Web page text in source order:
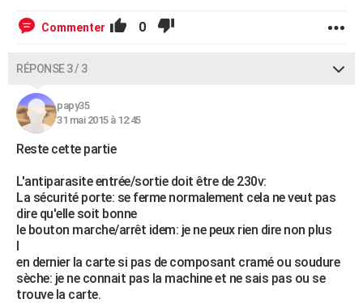
Commenter 0
RÉPONSE 3 / 3
papy35
31 mai 2015 à 12:45
Reste cette partie
L'antiparasite entrée/sortie doit être de 230v:
La sécurité porte: se ferme normalement cela ne veut pas
dire qu'elle soit bonne
le bouton marche/arrêt idem: je ne peux rien dire non plus
l
en dernier la carte si pas de composant cramé ou soudure
sèche: je ne connait pas la machine et ne sais pas ou se
trouve la carte.